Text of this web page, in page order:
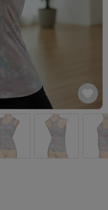
ング
ソックス
ィブ
選び